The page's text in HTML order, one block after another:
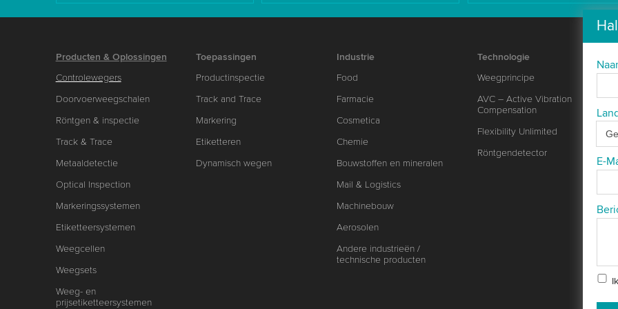
E-
Producten & Oplossingen
Controlewegers
Doorvoerweegschalen
Röntgen & inspectie
Track & Trace
Metaaldetectie
Optical Inspection
Markeringssystemen
Etiketteersystemen
Weegcellen
Weegsets
Weeg- en
prijsetiketteersystemen
Toepassingen
Productinspectie
Track and Trace
Markering
Etiketteren
Dynamisch wegen
Industrie
Food
Farmacie
Cosmetica
Chemie
Bouwstoffen en mineralen
Mail & Logistics
Machinebouw
Aerosolen
Andere industrieën /
technische producten
Technologie
Weegprincipe
AVC – Active Vibration
Compensation
Flexibility Unlimited
Röntgendetector